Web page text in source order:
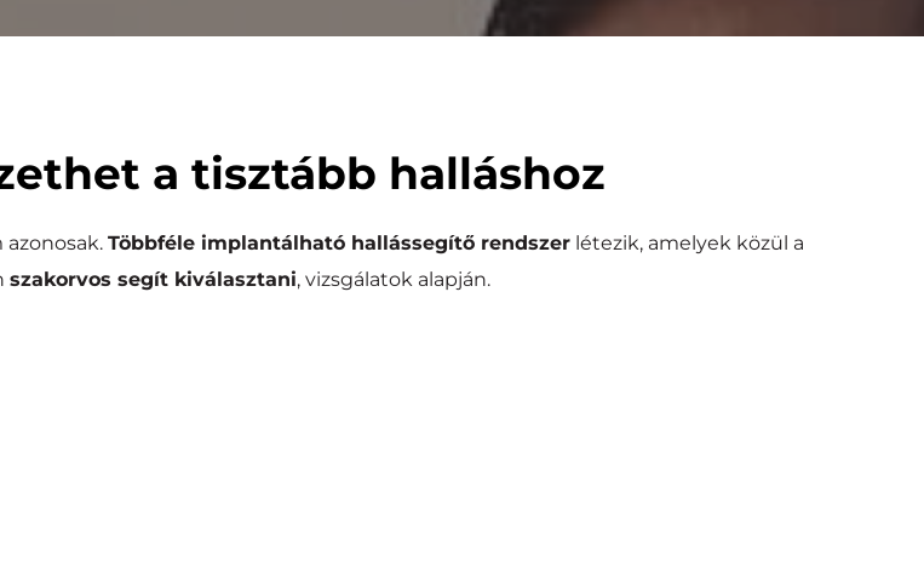
a tisztább halláshoz
Többféle implantálható hallássegítő rendszer létezik, amelyek közül a
szakorvos segít kiválasztani, vizsgálatok alapján.